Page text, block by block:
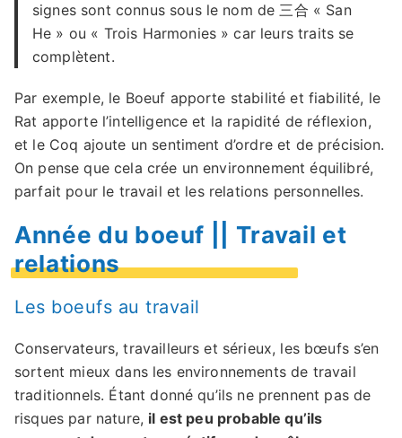
signes sont connus sous le nom de 三合 « San
He » ou « Trois Harmonies » car leurs traits se
complètent.
Par exemple, le Boeuf apporte stabilité et fiabilité, le
Rat apporte l’intelligence et la rapidité de réflexion,
et le Coq ajoute un sentiment d’ordre et de précision.
On pense que cela crée un environnement équilibré,
parfait pour le travail et les relations personnelles.
Année du boeuf || Travail et
relations
Les boeufs au travail
Conservateurs, travailleurs et sérieux, les bœufs s’en
sortent mieux dans les environnements de travail
traditionnels. Étant donné qu’ils ne prennent pas de
risques par nature, il est peu probable qu’ils